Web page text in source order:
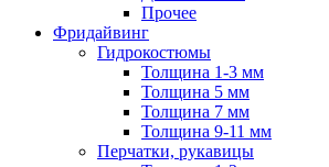
Прочее
Фридайвинг
Гидрокостюмы
Толщина 1-3 мм
Толщина 5 мм
Толщина 7 мм
Толщина 9-11 мм
Перчатки, рукавицы